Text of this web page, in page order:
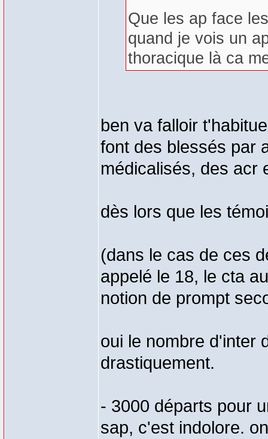
Que les ap face
quand je vois un
thoracique là ca
ben va falloir
font des blessés par
médicalisés, des acr
dès lors que les
(dans le cas de ces
appelé le 18, le cta
notion de prompt
oui le nombre d'inter
drastiquement.
- 3000 départs pour
sap, c'est indolore.